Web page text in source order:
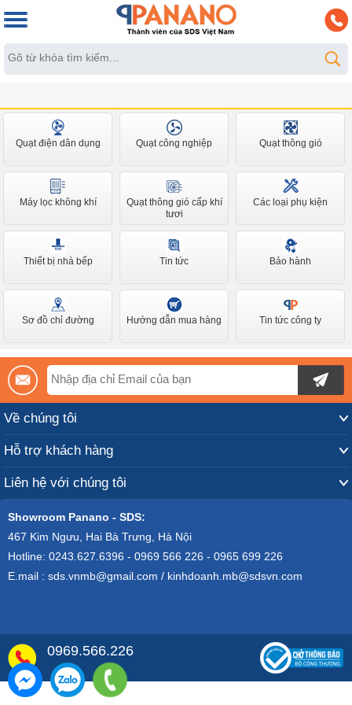
Quạt điện dân dụng Quạt công nghiệp Quạt thông gió
Máy lọc không khí
Quạt thông gió cấp khí
tươi
Các loại phụ kiện
Thiết bị nhà bếp Tin tức Bảo hành
Sơ đồ chỉ đường Hướng dẫn mua hàng Tin tức công ty
Về chúng tôi
Hỗ trợ khách hàng
Liên hệ với chúng tôi
Showroom Panano - SDS:
467 Kim Ngưu, Hai Bà Trưng, Hà Nội
Hotline: 0243.627.6396 - 0969 566 226 - 0965 699 226
E.mail : sds.vnmb@gmail.com / kinhdoanh.mb@sdsvn.com
0969.566.226